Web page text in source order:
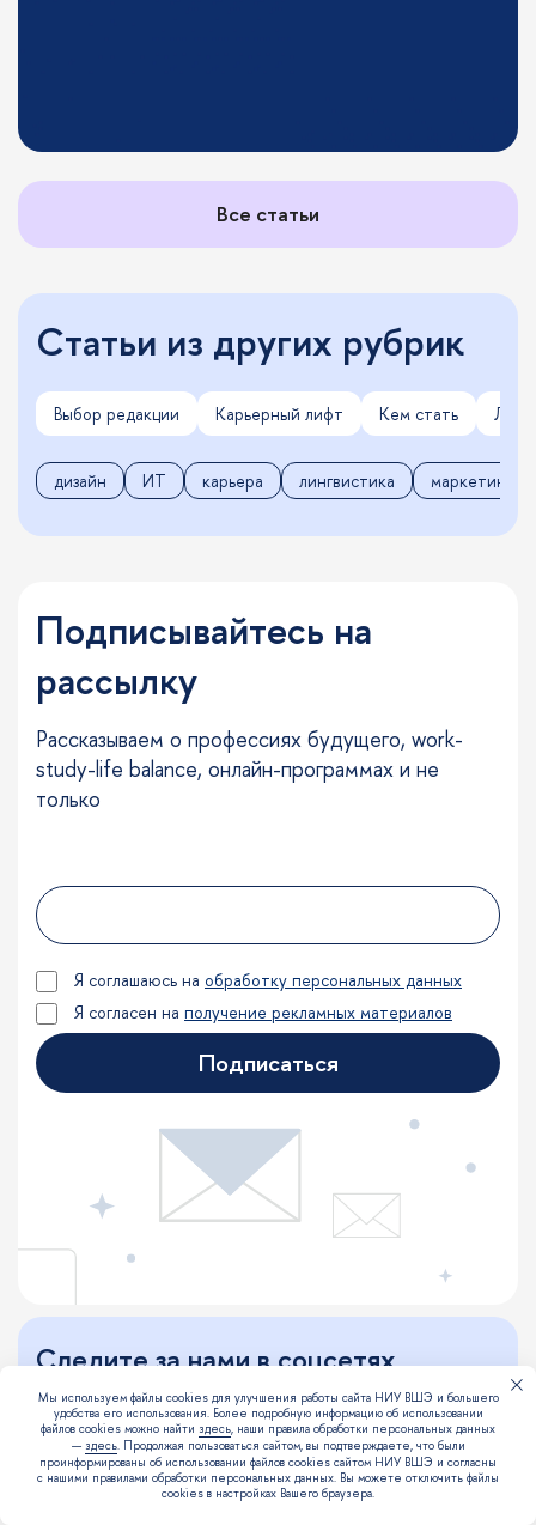
Все статьи
Статьи из других рубрик
Выбор редакции Карьерный лифт Кем стать
дизайн ИТ карьера лингвистика маркетинг
Подписывайтесь на
рассылку
Рассказываем о профессиях будущего, work-
study-life balance, онлайн-программах и не
только
Я соглашаюсь на обработку персональных данных
Я согласен на получение рекламных материалов
Подписаться
Следите за нами в соцсетях
Делимся лайфхами, исследованиями и
анонсами, общаемся со студентами и
снимаем много полезного видеоконтента
Мы используем файлы cookies для улучшения работы сайта НИУ ВШЭ и большего
удобства его использования. Более подробную информацию об использовании
файлов cookies можно найти здесь, наши правила обработки персональных данных
— здесь. Продолжая пользоваться сайтом, вы подтверждаете, что были
проинформированы об использовании файлов cookies сайтом НИУ ВШЭ и согласны
с нашими правилами обработки персональных данных. Вы можете отключить файлы
cookies в настройках Вашего браузера.